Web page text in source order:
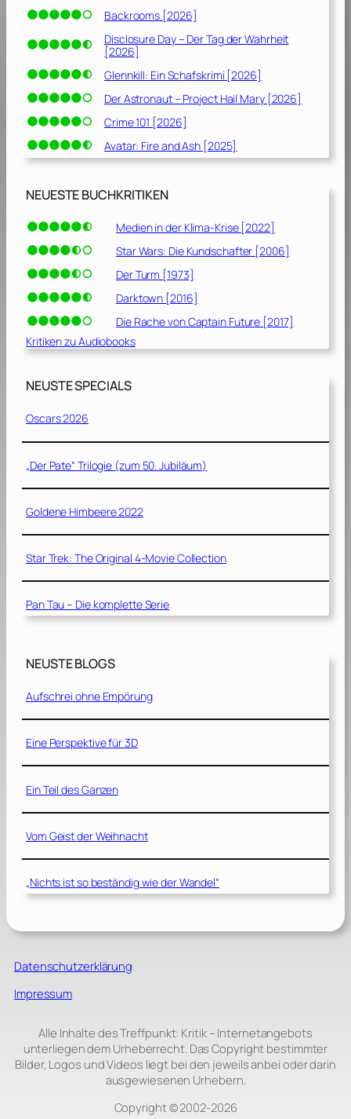
Backrooms [2026]
Disclosure Day – Der Tag der Wahrheit
[2026]
Glennkill: Ein Schafskrimi [2026]
Der Astronaut – Project Hail Mary [2026]
Crime 101 [2026]
Avatar: Fire and Ash [2025]
NEUESTE BUCHKRITIKEN
Medien in der Klima-Krise [2022]
Star Wars: Die Kundschafter [2006]
Der Turm [1973]
Darktown [2016]
Die Rache von Captain Future [2017]
Kritiken zu Audiobooks
NEUSTE SPECIALS
Oscars 2026
„Der Pate“ Trilogie (zum 50. Jubiläum)
Goldene Himbeere 2022
Star Trek: The Original 4-Movie Collection
Pan Tau – Die komplette Serie
NEUSTE BLOGS
Aufschrei ohne Empörung
Eine Perspektive für 3D
Ein Teil des Ganzen
Vom Geist der Weihnacht
„Nichts ist so beständig wie der Wandel“
Datenschutzerklärung
Impressum
Alle Inhalte des Treffpunkt: Kritik – Internetangebots
unterliegen dem Urheberrecht. Das Copyright bestimmter
Bilder, Logos und Videos liegt bei den jeweils anbei oder darin
ausgewiesenen Urhebern.
Copyright © 2002‑2026